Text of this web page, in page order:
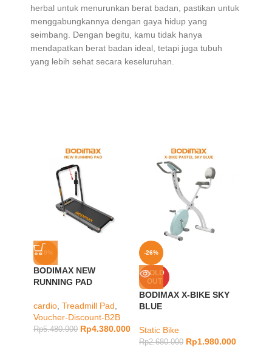
herbal untuk menurunkan berat badan, pastikan untuk
menggabungkannya dengan gaya hidup yang
seimbang. Dengan begitu, kamu tidak hanya
mendapatkan berat badan ideal, tetapi juga tubuh
yang lebih sehat secara keseluruhan.
-20%
BODIMAX NEW
RUNNING PAD
cardio Treadmill Pad
Voucher-Discount-B2B
Rp5.480.000 Rp4.380.000
-26%
SOLD
OUT
BODIMAX X-BIKE SKY
BLUE
Static Bike
Rp2.680.000 Rp1.980.000